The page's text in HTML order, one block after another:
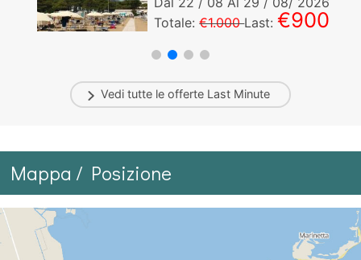
Totale:€1.000Last:€900
Vedi tutte le offerte Last Minute
Mappa / Posizione